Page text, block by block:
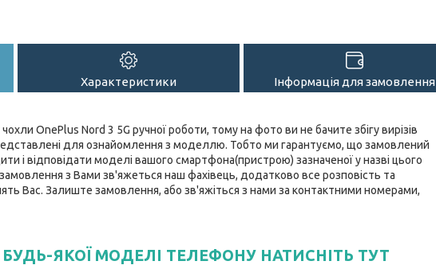
Характеристики Інформація для замовлення
OnePlus Nord 3 5G ручної роботи, тому на фото ви не бачите збігу вирізів
для ознайомлення з моделлю. Тобто ми гарантуємо, що замовлений
і відповідати моделі вашого смартфона(пристрою) зазначеної у назві цього
з Вами зв'яжеться наш фахівець, додатково все розповість та
Вас. Залиште замовлення, або зв'яжіться з нами за контактними номерами,
ЯКОЇ МОДЕЛІ ТЕЛЕФОНУ НАТИСНІТЬ ТУТ